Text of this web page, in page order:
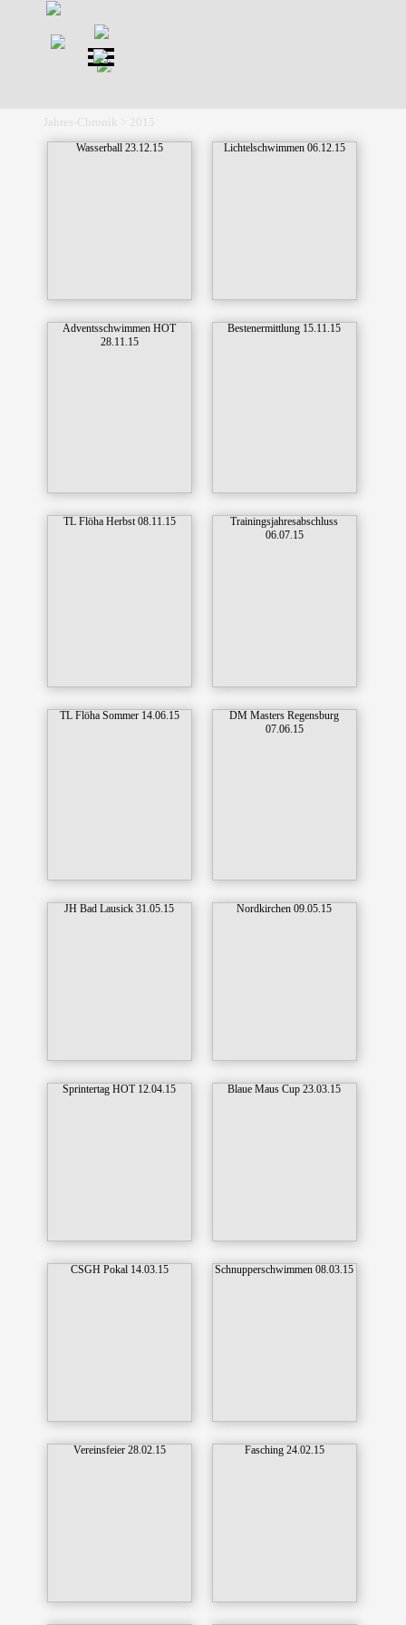
Direkt zum Seiteninhalt
Menü überspringen
Jahres-Chronik > 2015
Wasserball 23.12.15 Lichtelschwimmen 06.12.15
Adventsschwimmen HOT
28.11.15
Bestenermittlung 15.11.15
TL Flöha Herbst 08.11.15
Trainingsjahresabschluss
06.07.15
TL Flöha Sommer 14.06.15
DM Masters Regensburg
07.06.15
JH Bad Lausick 31.05.15 Nordkirchen 09.05.15
Sprintertag HOT 12.04.15 Blaue Maus Cup 23.03.15
CSGH Pokal 14.03.15 Schnupperschwimmen 08.03.15
Vereinsfeier 28.02.15 Fasching 24.02.15